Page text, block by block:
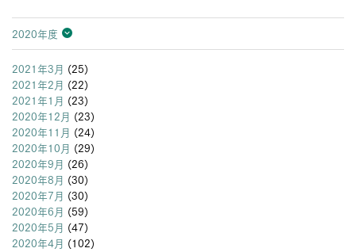
2020年度
2026年度
2025年度
2024年度
2023年度
2022年度
2021年度
2020年度
2019年度
2018年度
2017年度
2016年度
2015年度
2014年度
2013年度
2021年3月 (25)
2021年2月 (22)
2021年1月 (23)
2020年12月 (23)
2020年11月 (24)
2020年10月 (29)
2020年9月 (26)
2020年8月 (30)
2020年7月 (30)
2020年6月 (59)
2020年5月 (47)
2020年4月 (102)